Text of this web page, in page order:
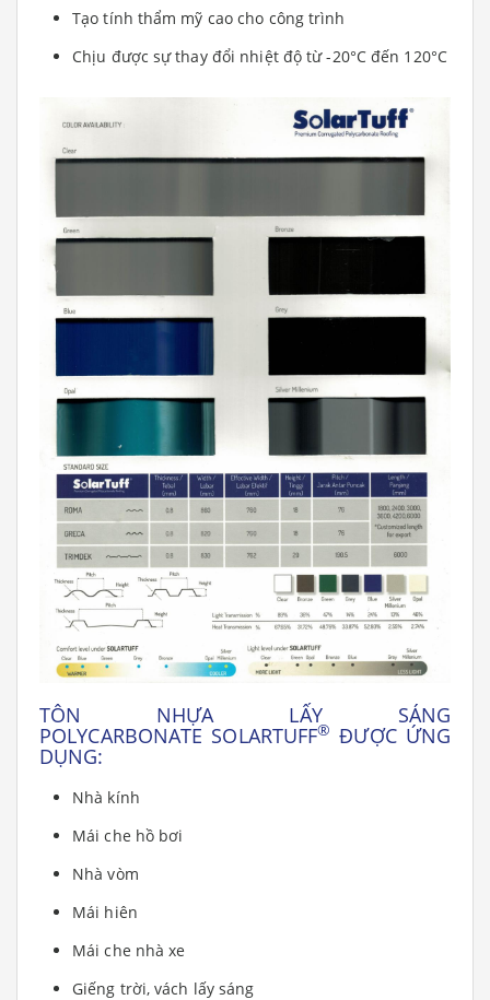
Tạo tính thẩm mỹ cao cho công trình
Chịu được sự thay đổi nhiệt độ từ -20°C đến 120°C
TÔN NHỰA LẤY SÁNG
POLYCARBONATE SOLARTUFF® ĐƯỢC ỨNG
DỤNG:
Nhà kính
Mái che hồ bơi
Nhà vòm
Mái hiên
Mái che nhà xe
Giếng trời, vách lấy sáng